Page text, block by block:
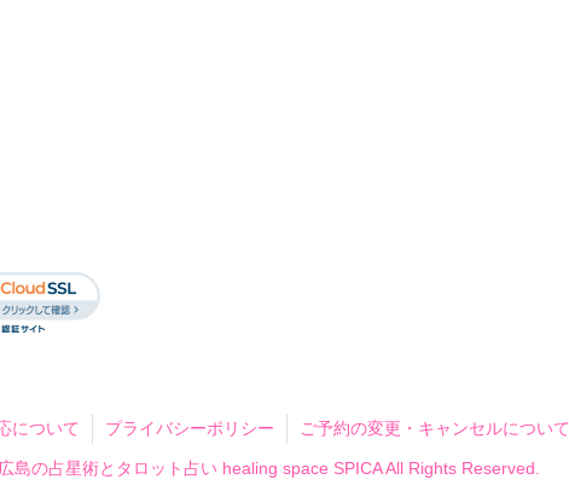
について プライバシーポリシー ご予約の変更・キャンセルについて
島の占星術とタロット占い healing space SPICA All Rights Reserved.